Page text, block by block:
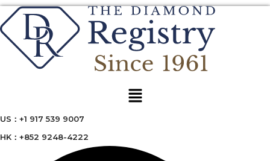
Menu
US：+1 917 539 9007
HK：+852 9248-4222